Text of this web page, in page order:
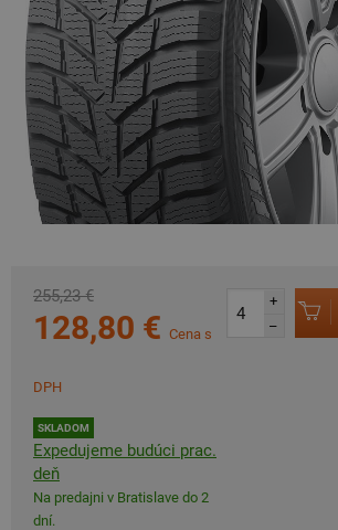
255,23 €
128,80 € Cena s
DPH
SKLADOM
Expedujeme budúci prac.
deň
Na predajni v Bratislave do 2
dní.
+
–